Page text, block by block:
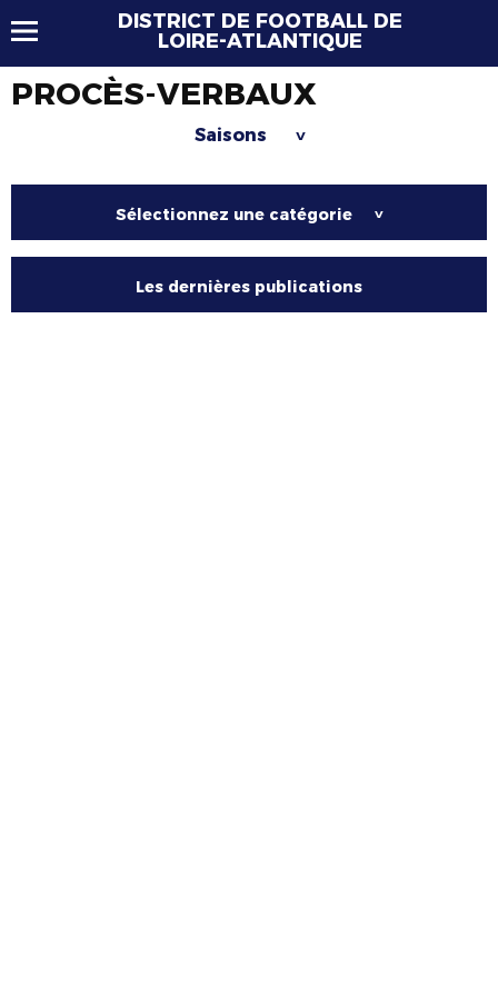
DISTRICT DE FOOTBALL DE
LOIRE-ATLANTIQUE
PROCÈS-VERBAUX
Saisons >
Sélectionnez une catégorie >
Les dernières publications